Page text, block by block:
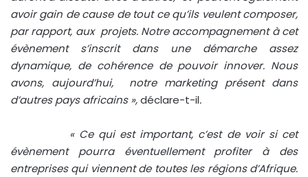
avoir gain de cause de tout ce qu’ils veulent composer,
par rapport, aux projets. Notre accompagnement à cet
évènement s’inscrit dans une démarche assez
dynamique, de cohérence de pouvoir innover. Nous
avons, aujourd’hui, notre marketing présent dans
d’autres pays africains »,déclare-t-il.
« Ce qui est important, c’est de voir si cet
évènement pourra éventuellement profiter à des
entreprises qui viennent de toutes les régions d’Afrique.